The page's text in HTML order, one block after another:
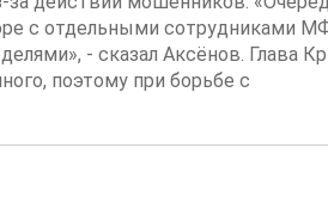
с отдельными сотрудниками
- сказал Аксёнов. Глава
поэтому при борьбе с